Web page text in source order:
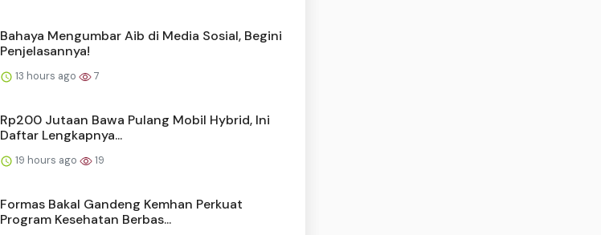
Bahaya Mengumbar Aib di Media Sosial, Begini
Penjelasannya!
13 hours ago 7
Rp200 Jutaan Bawa Pulang Mobil Hybrid, Ini
Daftar Lengkapnya...
19 hours ago 19
Formas Bakal Gandeng Kemhan Perkuat
Program Kesehatan Berbas...